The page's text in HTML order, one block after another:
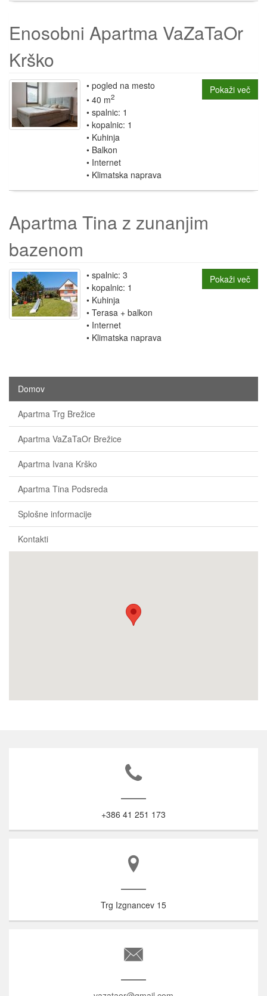
Enosobni Apartma VaZaTaOr
Krško
pogled na mesto
40 m2
spalnic: 1
kopalnic: 1
Kuhinja
Balkon
Internet
Klimatska naprava
Pokaži več
Apartma Tina z zunanjim
bazenom
spalnic: 3
kopalnic: 1
Kuhinja
Terasa + balkon
Internet
Klimatska naprava
Pokaži več
Domov
Apartma Trg Brežice
Apartma VaZaTaOr Brežice
Apartma Ivana Krško
Apartma Tina Podsreda
Splošne informacije
Kontakti
+386 41 251 173
Trg Izgnancev 15